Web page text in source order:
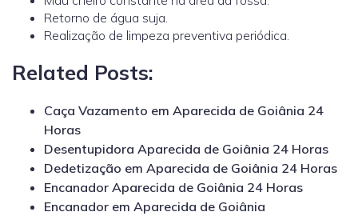
Retorno de água suja.
Realização de limpeza preventiva periódica.
Related Posts:
Caça Vazamento em Aparecida de Goiânia 24
Horas
Desentupidora Aparecida de Goiânia 24 Horas
Dedetização em Aparecida de Goiânia 24 Horas
Encanador Aparecida de Goiânia 24 Horas
Encanador em Aparecida de Goiânia